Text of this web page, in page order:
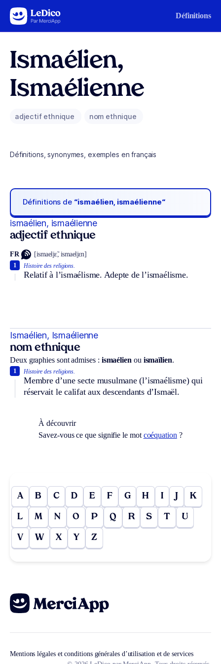
Aller au contenu Définitions
Ismaélien,
Ismaélienne
adjectif ethnique nom ethnique
Définitions, synonymes, exemples en français
Définitions de “ismaélien, ismaélienne“
ismaélien, ismaélienne
adjectif ethnique
FR [ismaeljɛ̃, ismaeljɛn]
Histoire des religions.
Relatif à l’ismaélisme. Adepte de l’ismaélisme.
1
Ismaélien, Ismaélienne
nom ethnique
Deux graphies sont admises : ismaélien ou ismaïlien.
Histoire des religions.
Membre d’une secte musulmane (l’ismaélisme) qui
réservait le califat aux descendants d’Ismaël.
1
À découvrir
Savez-vous ce que signifie le mot coéquation ?
A B C D E F G H I J K
L M N O P Q R S T U
V W X Y Z
Mentions légales et conditions générales d’utilisation et de services